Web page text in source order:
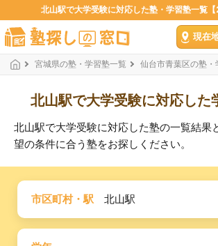
北山駅で大学受験に対応した塾・学習塾一覧【
現在
宮城県の塾・学習塾一覧 仙台市青葉区の塾・
北山駅で大学受験に対応した
北山駅で大学受験に対応した塾の一覧結果
望の条件に合う塾をお探しください。
市区町村・駅 北山駅